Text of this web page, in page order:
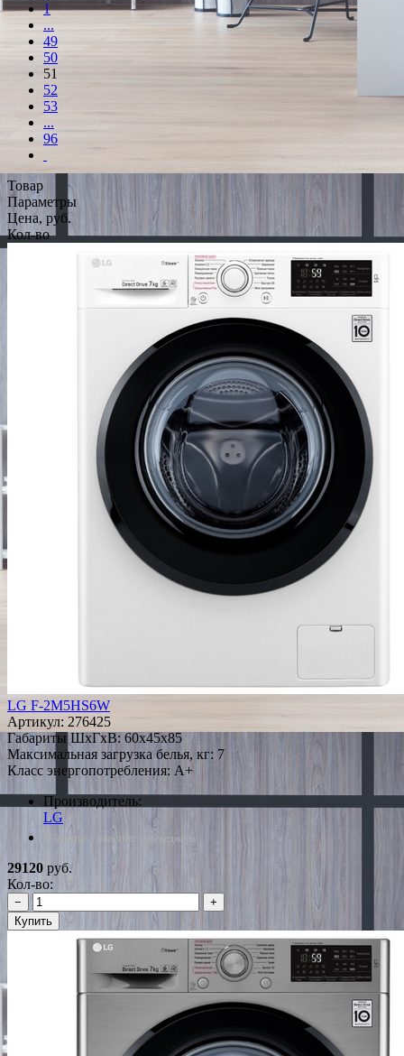
1
...
49
50
51
52
53
...
96
Товар
Параметры
Цена, руб.
Кол-во
LG F-2M5HS6W
Артикул: 276425
Габариты ШxГxВ: 60x45x85
Максимальная загрузка белья, кг: 7
Класс энергопотребления: A+
Производитель:
LG
*Наличие уточняйте у менеджера
29120 руб.
Кол-во:
−
+
Купить